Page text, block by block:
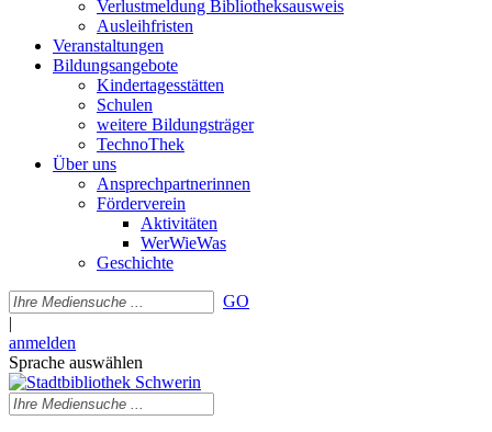
Verlustmeldung Bibliotheksausweis
Ausleihfristen
Veranstaltungen
Bildungsangebote
Kindertagesstätten
Schulen
weitere Bildungsträger
TechnoThek
Über uns
Ansprechpartnerinnen
Förderverein
Aktivitäten
WerWieWas
Geschichte
GO
|
anmelden
Sprache auswählen